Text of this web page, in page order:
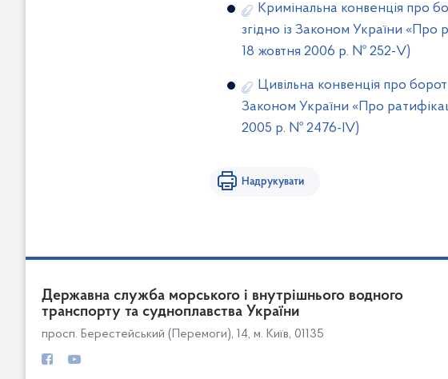
Кримінальна конвенція про
згідно із Законом України «Про
18 жовтня 2006 р. № 252-V)
Цивільна конвенція про
Законом України «Про
2005 р. № 2476-IV)
Надрукувати
Державна служба морського і внутрішнього водного
транспорту та судноплавства України
просп. Берестейський (Перемоги), 14, м. Київ, 01135